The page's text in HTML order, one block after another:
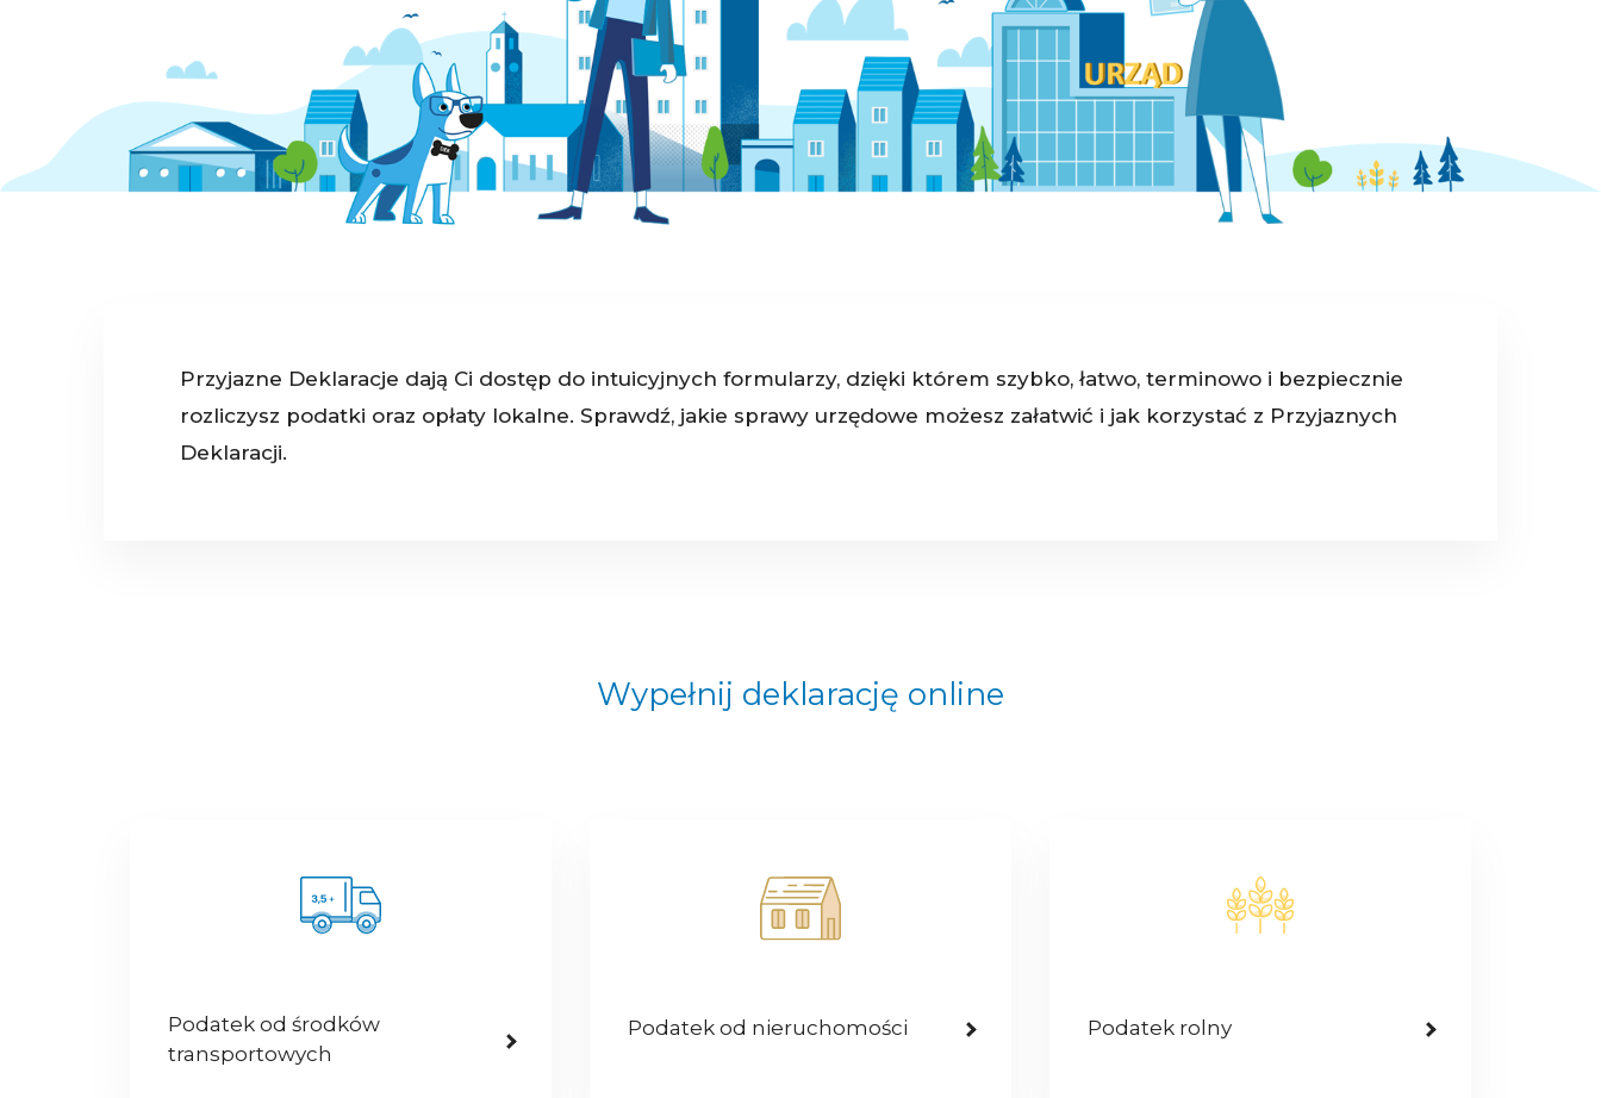
Przyjazne Deklaracje dają Ci dostęp do intuicyjnych formularzy, dzięki którem szybko, łatwo, terminowo i bezpiecznie
rozliczysz podatki oraz opłaty lokalne. Sprawdź, jakie sprawy urzędowe możesz załatwić i jak korzystać z Przyjaznych
Deklaracji.
Wypełnij deklarację online
Podatek od środków
transportowych
Podatek od nieruchomości Podatek rolny